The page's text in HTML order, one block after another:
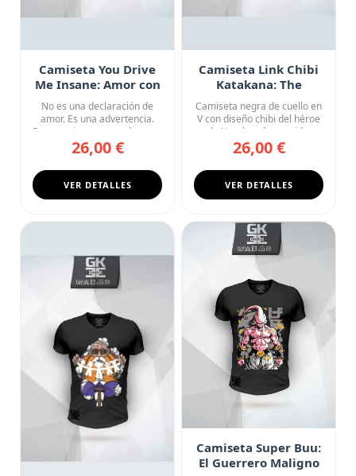
Camiseta You Drive
Me Insane: Amor con
Consecuencias
No es una declaración de
amor. Es una advertencia.
Esta camiseta negra de cue...
26,00 €
VER DETALLES
Camiseta Link Chibi
Katakana: The
Legend of Zelda
Camiseta negra de cuello en
V con diseño chibi del héroe
de Hyrule más querid...
26,00 €
VER DETALLES
Camiseta Super Buu:
El Guerrero Maligno